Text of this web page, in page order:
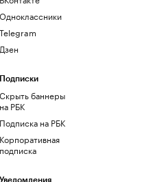
Одноклассники
Telegram
Дзен
Подписки
Скрыть баннеры
на РБК
Подписка на РБК
Корпоративная
подписка
Уведомления